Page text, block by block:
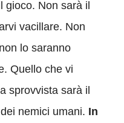
gioco. Non sarà il
vacillare. Non
lo saranno
Quello che vi
sprovvista sarà il
nemici umani. In